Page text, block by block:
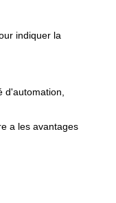
indiquer la
d'automation,
a les avantages